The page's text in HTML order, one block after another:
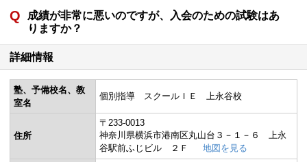
成績が非常に悪いのですが、入会のための試験はあ
りますか？
詳細情報
塾、予備校名、教
室名
個別指導 スクールＩＥ 上永谷校
住所
〒233-0013
神奈川県横浜市港南区丸山台３－１－６ 上永
谷駅前ふじビル ２Ｆ
地図を見る